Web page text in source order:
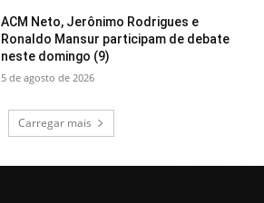
ACM Neto, Jerônimo Rodrigues e
Ronaldo Mansur participam de debate
neste domingo (9)
5 de agosto de 2026
Carregar mais